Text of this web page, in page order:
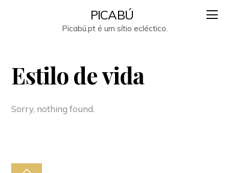
PICABÚ
Picabú.pt é um sítio ecléctico.
Estilo de vida
Sorry, nothing found.